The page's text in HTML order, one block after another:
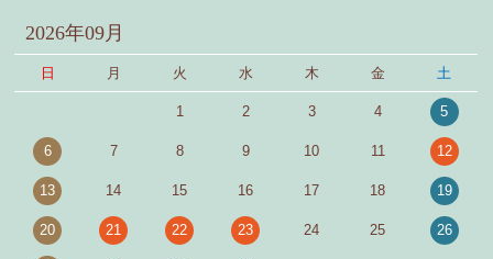
2026年09月
日 月 火 水 木 金 土
1 2 3 4 5
6 7 8 9 10 11 12
13 14 15 16 17 18 19
20 21 22 23 24 25 26